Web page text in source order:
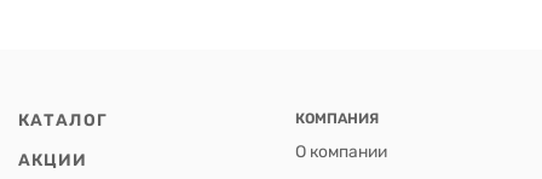
КАТАЛОГ
АКЦИИ
КОМПАНИЯ
О компании